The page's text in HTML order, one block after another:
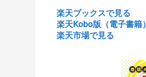
楽天ブックスで見る
楽天Kobo版（電子書籍）
楽天市場で見る